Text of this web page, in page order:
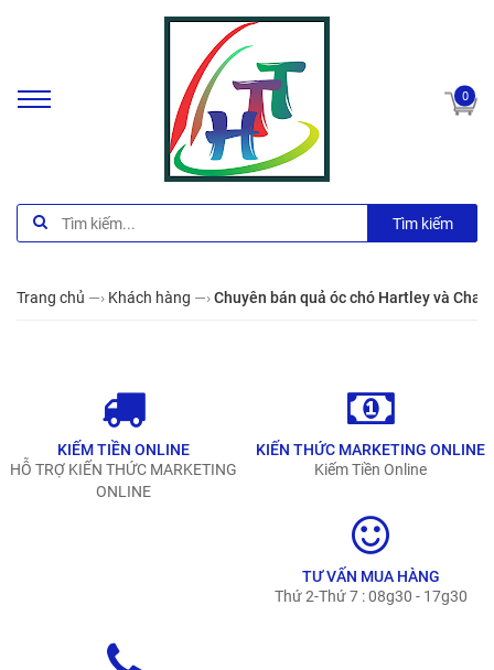
0
Tìm kiếm
Trang chủ —› Khách hàng —›Chuyên bán quả óc chó Hartley và
KIẾM TIỀN ONLINE
HỖ TRỢ KIẾN THỨC MARKETING
ONLINE
KIẾN THỨC MARKETING ONLINE
Kiếm Tiền Online
TƯ VẤN MUA HÀNG
Thứ 2-Thứ 7 : 08g30 - 17g30